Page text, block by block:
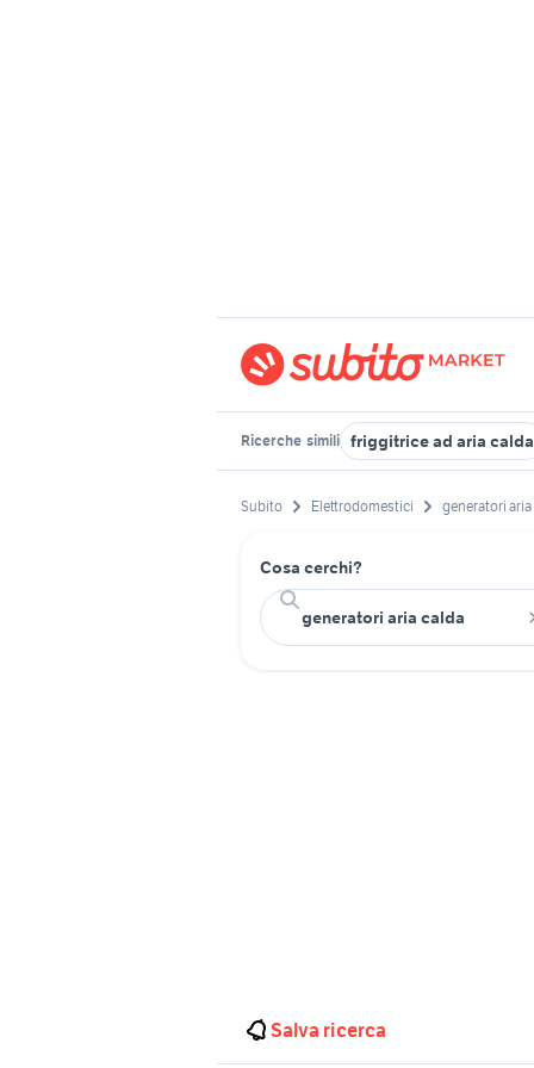
Ricerche simili friggitrice ad aria calda
Subito Elettrodomestici generatori
Cosa cerchi?
Salva ricerca